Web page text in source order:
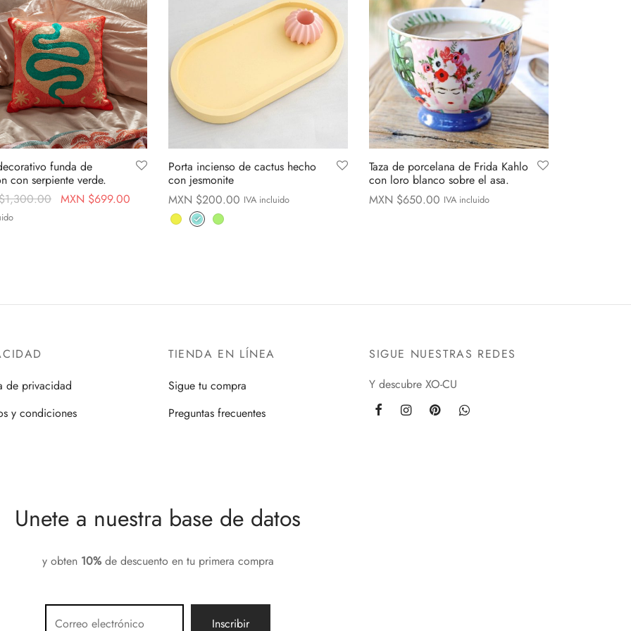
funda de
con serpiente verde.
1,300.00 Original
MXN $699.00
Porta incienso de cactus hecho
con jesmonite
MXN $200.00 IVA incluido
Seleccionar opciones
se
Taza de porcelana de Frida Kahlo
con loro blanco sobre el asa.
MXN $650.00 IVA incluido
de privacidad
y condiciones
TIENDA EN LÍNEA
Sigue tu compra
Preguntas frecuentes
SIGUE NUESTRAS REDES
Y descubre XO-CU
Unete a nuestra base de datos
y obten 10%de descuento en tu primera compra